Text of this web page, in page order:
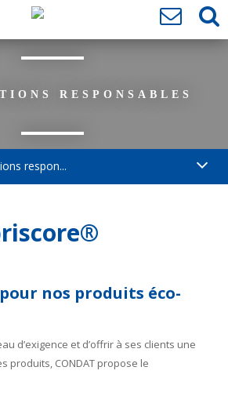
RESPONSABLES
respon...
nos produits éco-
d’exigence et d’offrir à ses clients une
produits, CONDAT propose le